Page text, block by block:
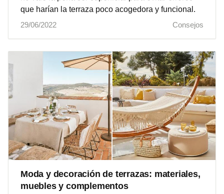
que harían la terraza poco acogedora y funcional.
29/06/2022
Consejos
Moda y decoración de terrazas: materiales,
muebles y complementos